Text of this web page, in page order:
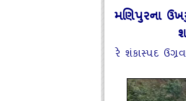
મણિપુરના
રે શંકાસ્પદ